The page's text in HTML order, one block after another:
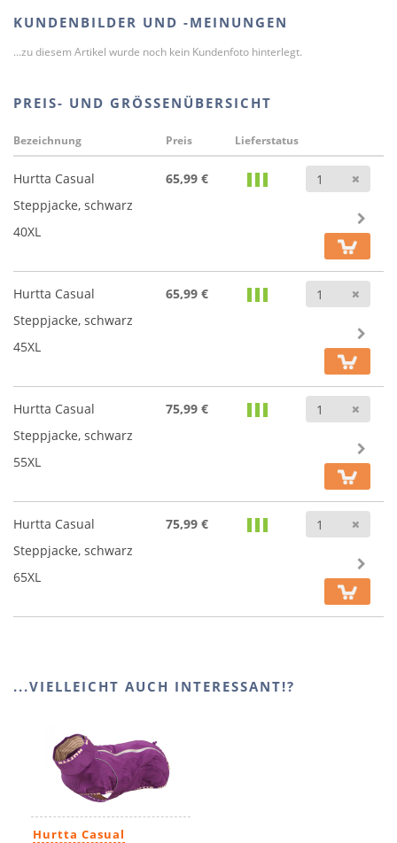
KUNDENBILDER UND -MEINUNGEN
...zu diesem Artikel wurde noch kein Kundenfoto hinterlegt.
PREIS- UND GRÖSSENÜBERSICHT
Bezeichnung Preis Lieferstatus
Hurtta Casual
Steppjacke, schwarz
40XL
65,99 €
Hurtta Casual
Steppjacke, schwarz
45XL
65,99 €
Hurtta Casual
Steppjacke, schwarz
55XL
75,99 €
Hurtta Casual
Steppjacke, schwarz
65XL
75,99 €
...VIELLEICHT AUCH INTERESSANT!?
Hurtta Casual